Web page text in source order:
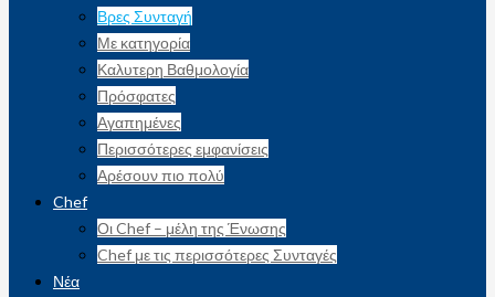
Βρες Συνταγή
Με κατηγορία
Καλυτερη Βαθμολογία
Πρόσφατες
Αγαπημένες
Περισσότερες εμφανίσεις
Αρέσουν πιο πολύ
Chef
Οι Chef – μέλη της Ένωσης
Chef με τις περισσότερες Συνταγές
Νέα